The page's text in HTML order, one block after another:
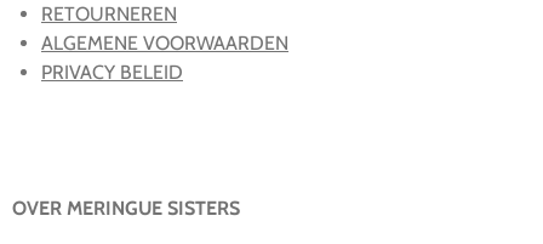
RETOURNEREN
ALGEMENE VOORWAARDEN
PRIVACY BELEID
OVER MERINGUE SISTERS